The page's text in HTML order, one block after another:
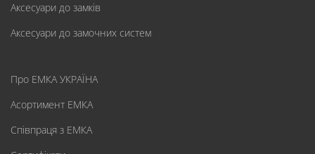
Аксесуари до замків
Аксесуари до замочних систем
Про ЕМКА УКРАЇНА
Асортимент ЕМКА
Співпраця з ЕМКА